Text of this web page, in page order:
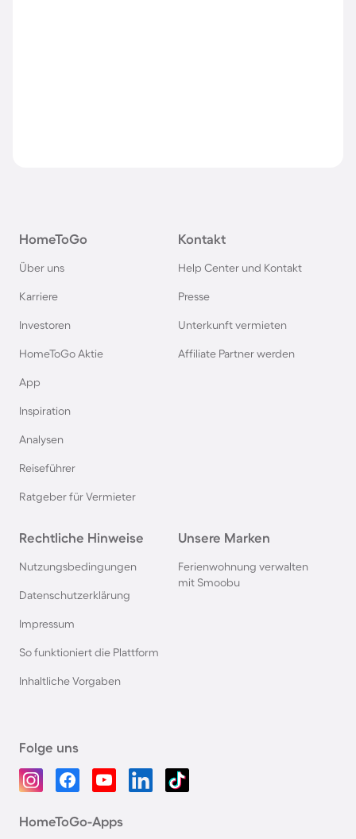
HomeToGo
Über uns
Karriere
Investoren
HomeToGo Aktie
App
Inspiration
Analysen
Reiseführer
Ratgeber für Vermieter
Kontakt
Help Center und Kontakt
Presse
Unterkunft vermieten
Affiliate Partner werden
Rechtliche Hinweise
Nutzungsbedingungen
Datenschutzerklärung
Impressum
So funktioniert die Plattform
Inhaltliche Vorgaben
Unsere Marken
Ferienwohnung verwalten
mit Smoobu
Folge uns
HomeToGo-Apps